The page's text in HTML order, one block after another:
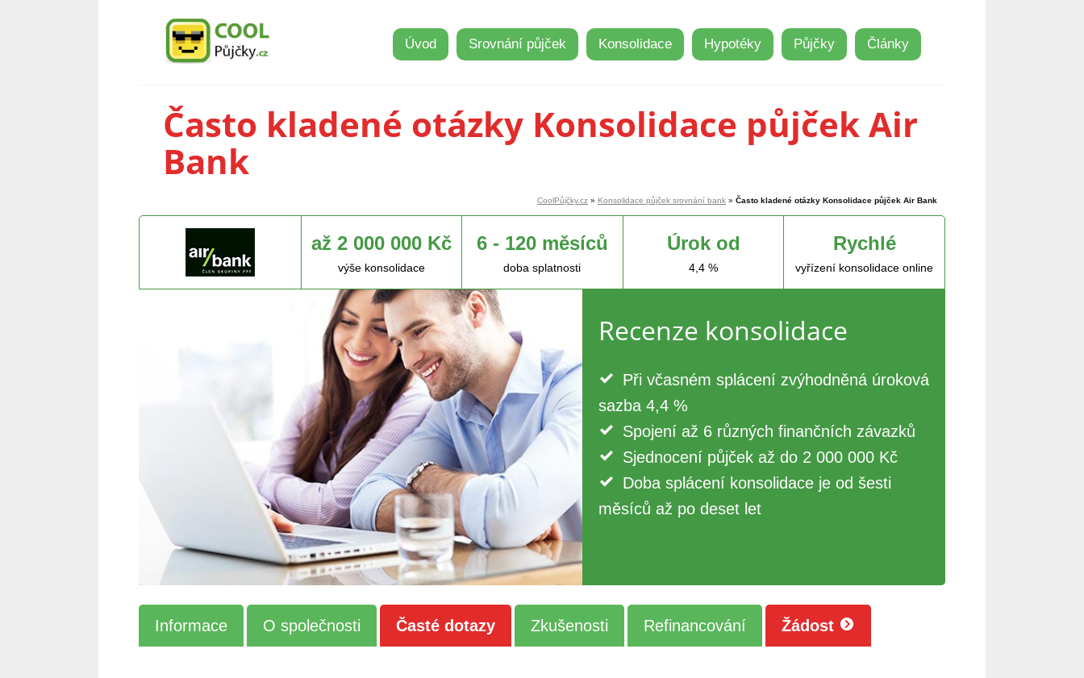
Úvod Srovnání půjček Konsolidace Hypotéky Půjčky Články
Často kladené otázky Konsolidace půjček Air
Bank
CoolPůjčky.cz » Konsolidace půjček srovnání bank » Často kladené otázky Konsolidace půjček Air Bank
až 2 000 000 Kč
výše konsolidace
6 - 120 měsíců
doba splatnosti
Úrok od
4,4 %
Rychlé
vyřízení konsolidace online
Recenze konsolidace
Při včasném splácení zvýhodněná úroková
sazba 4,4 %
Spojení až 6 různých finančních závazků
Sjednocení půjček až do 2 000 000 Kč
Doba splácení konsolidace je od šesti
měsíců až po deset let
Informace O společnosti Časté dotazy Zkušenosti Refinancování Žádost